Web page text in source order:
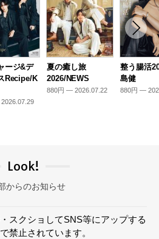
ージ&デ
Recipe/K
夏の癒し旅
2026/NEWS
880円 — 2026.07.22
整う腸活
島健
880円 —
Look!
からのお知らせ
スクショしてSNS等にアップする
禁止されています。